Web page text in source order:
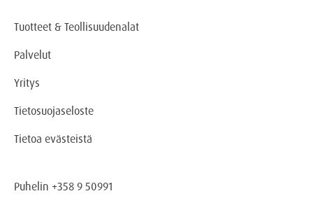
Tuotteet & Teollisuudenalat
Palvelut
Yritys
Tietosuojaseloste
Tietoa evästeistä
Puhelin +358 9 50991